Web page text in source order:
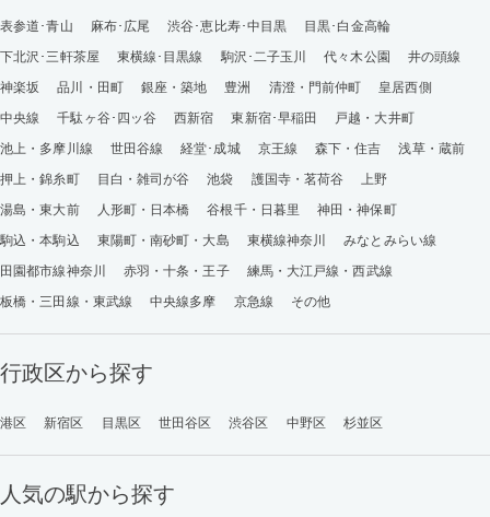
表参道･青山 麻布･広尾 渋谷･恵比寿･中目黒
目黒･白金高輪
下北沢･三軒茶屋
東横線･目黒線 駒沢･二子玉川 代々木公園
井の頭線
神楽坂
品川・田町 銀座・築地 豊洲 清澄・門前仲町
皇居西側
中央線
千駄ヶ谷･四ッ谷 西新宿 東新宿･早稲田
戸越・大井町
池上・多摩川線
世田谷線 経堂･成城 京王線 森下・住吉
浅草・蔵前
押上・錦糸町
目白・雑司が谷 池袋 護国寺・茗荷谷
上野
湯島・東大前
人形町・日本橋 谷根千・日暮里
神田・神保町
駒込・本駒込
東陽町・南砂町・大島 東横線神奈川
みなとみらい線
田園都市線神奈川
赤羽・十条・王子
練馬・大江戸線・西武線
板橋・三田線・東武線
中央線多摩 京急線 その他
行政区から探す
港区 新宿区 目黒区 世田谷区 渋谷区 中野区 杉並区
人気の駅から探す